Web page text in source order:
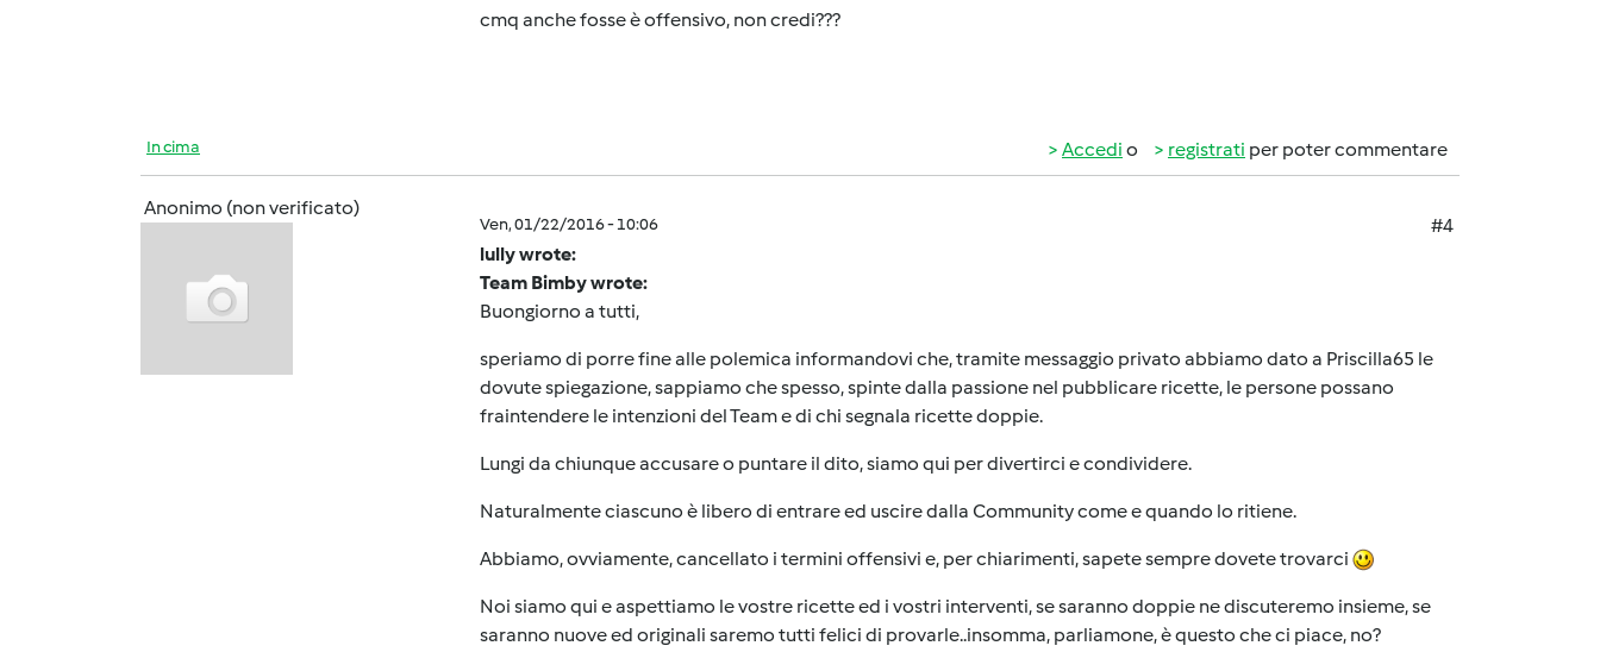
cmq anche fosse è offensivo, non credi???
In cima Accedi o registrati per poter commentare
Anonimo (non verificato)
Ven, 01/22/2016 - 10:06
#4
lully wrote:
Team Bimby wrote:
Buongiorno a tutti,
speriamo di porre fine alle polemica informandovi che, tramite messaggio privato abbiamo dato a Priscilla65 le
dovute spiegazione, sappiamo che spesso, spinte dalla passione nel pubblicare ricette, le persone possano
fraintendere le intenzioni del Team e di chi segnala ricette doppie.
Lungi da chiunque accusare o puntare il dito, siamo qui per divertirci e condividere.
Naturalmente ciascuno è libero di entrare ed uscire dalla Community come e quando lo ritiene.
Abbiamo, ovviamente, cancellato i termini offensivi e, per chiarimenti, sapete sempre dovete trovarci
Noi siamo qui e aspettiamo le vostre ricette ed i vostri interventi, se saranno doppie ne discuteremo insieme, se
saranno nuove ed originali saremo tutti felici di provarle..insomma, parliamone, è questo che ci piace, no?